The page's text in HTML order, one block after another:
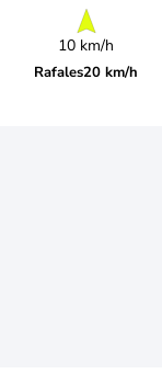
10 km/h
Rafales20 km/h